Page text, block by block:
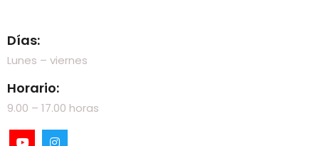
Días:
Lunes – viernes
Horario:
9.00 – 17.00 horas